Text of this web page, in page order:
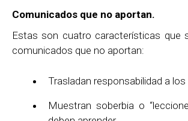
Comunicados que no aportan.
Estas son cuatro características que
comunicados que no aportan:
Trasladan responsabilidad a los
Muestran soberbia o